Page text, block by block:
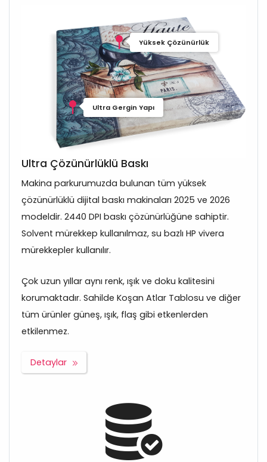
Yüksek Çözünürlük
Ultra Gergin Yapı
Ultra Çözünürlüklü Baskı
Makina parkurumuzda bulunan tüm yüksek
çözünürlüklü dijital baskı makinaları 2025 ve 2026
modeldir. 2440 DPI baskı çözünürlüğüne sahiptir.
Solvent mürekkep kullanılmaz, su bazlı HP vivera
mürekkepler kullanılır.
Çok uzun yıllar aynı renk, ışık ve doku kalitesini
korumaktadır. Sahilde Koşan Atlar Tablosu ve diğer
tüm ürünler güneş, ışık, flaş gibi etkenlerden
etkilenmez.
Detaylar